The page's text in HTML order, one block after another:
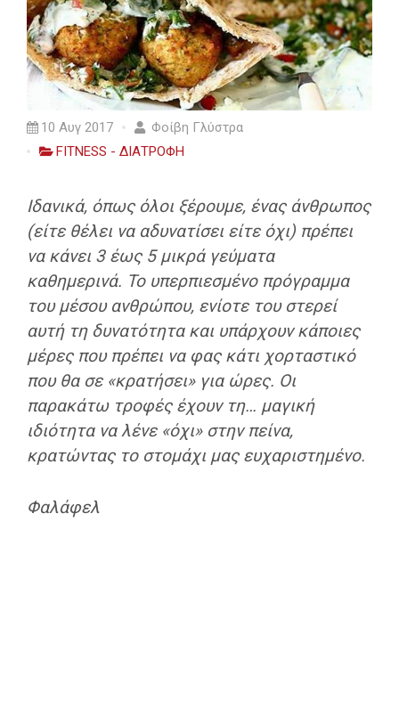
10 Αυγ 2017
Φοίβη Γλύστρα
FITNESS - ΔΙΑΤΡΟΦΗ
Ιδανικά, όπως όλοι ξέρουμε, ένας άνθρωπος
(είτε θέλει να αδυνατίσει είτε όχι) πρέπει
να κάνει 3 έως 5 μικρά γεύματα
καθημερινά. Το υπερπιεσμένο πρόγραμμα
του μέσου ανθρώπου, ενίοτε του στερεί
αυτή τη δυνατότητα και υπάρχουν κάποιες
μέρες που πρέπει να φας κάτι χορταστικό
που θα σε «κρατήσει» για ώρες. Οι
παρακάτω τροφές έχουν τη… μαγική
ιδιότητα να λένε «όχι» στην πείνα,
κρατώντας το στομάχι μας ευχαριστημένο.
Φαλάφελ